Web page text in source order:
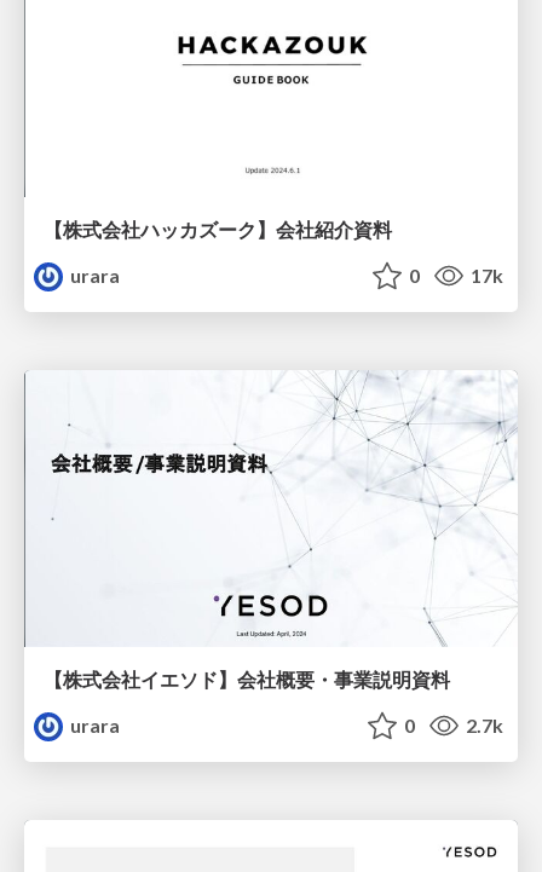
【株式会社ハッカズーク】会社紹介資料
urara
0 17k
【株式会社イエソド】会社概要・事業説明資料
urara
0 2.7k